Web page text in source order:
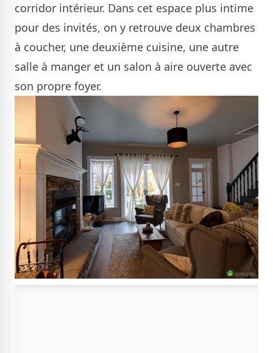
corridor intérieur. Dans cet espace plus intime
pour des invités, on y retrouve deux chambres
à coucher, une deuxième cuisine, une autre
salle à manger et un salon à aire ouverte avec
son propre foyer.